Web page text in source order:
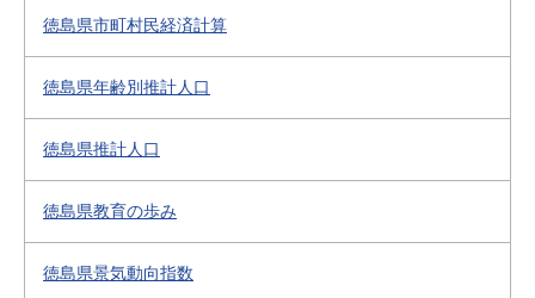
徳島県市町村民経済計算
徳島県年齢別推計人口
徳島県推計人口
徳島県教育の歩み
徳島県景気動向指数